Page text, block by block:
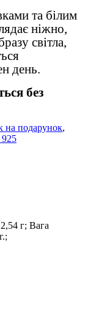
та білим
ніжно,
світла,
день.
без
на подарунок,
925
г; Вага